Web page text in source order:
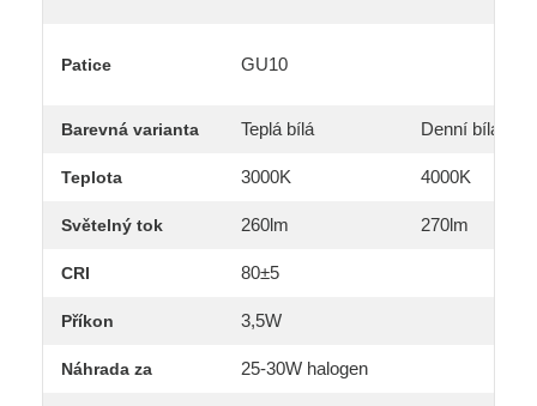
Patice GU10
Barevná varianta Teplá bílá Denní bílá
Teplota 3000K 4000K
Světelný tok 260lm 270lm
CRI 80±5
Příkon 3,5W
Náhrada za 25-30W halogen